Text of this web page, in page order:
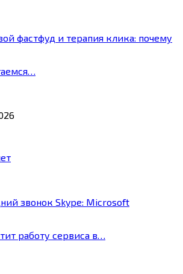
фастфуд и терапия клика: почему
звонок Skype: Microsoft
работу сервиса в…